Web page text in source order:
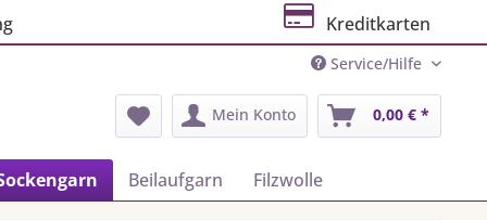
Kreditkarten
Service/Hilfe
Mein Konto 0,00 € *
Beilaufgarn Filzwolle